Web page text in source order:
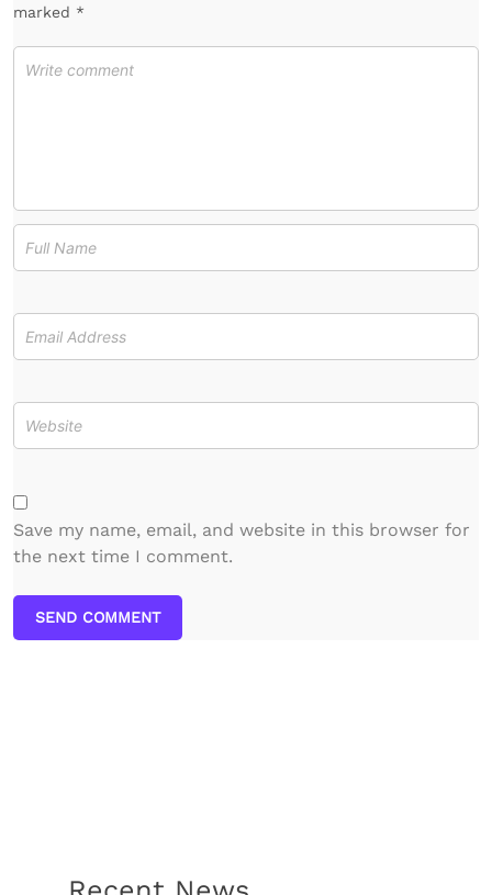
marked *
Save my name, email, and website in this browser for
the next time I comment.
SEND COMMENT